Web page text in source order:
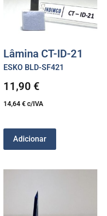
Lâmina CT-ID-21
ESKO BLD-SF421
11,90 €
14,64€c/IVA
Adicionar